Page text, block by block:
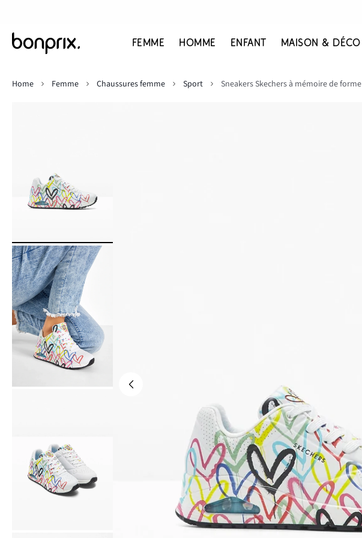
FEMME HOMME ENFANT MAISON & DÉCO
Home
Femme Chaussures femme Sport Sneakers Skechers à mémoire de forme